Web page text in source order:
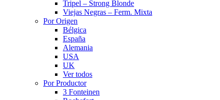
Tripel – Strong Blonde
Viejas Negras – Ferm. Mixta
Por Origen
Bélgica
España
Alemania
USA
UK
Ver todos
Por Productor
3 Fonteinen